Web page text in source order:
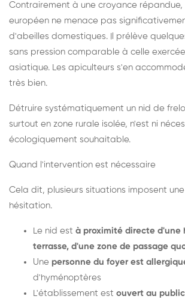
Contrairement à une croyance répandue,
européen ne menace pas
d'abeilles domestiques. Il prélève
sans pression comparable à celle
asiatique. Les apiculteurs s'en
très bien.
Détruire systématiquement un nid de
surtout en zone rurale isolée, n'est ni
écologiquement souhaitable.
Quand l'intervention est nécessaire
Cela dit, plusieurs situations imposent
hésitation.
Le nid est à proximité directe d'une
terrasse, d'une zone de passage
Une personne du foyer est
d'hyménoptères
L'établissement est ouvert au public